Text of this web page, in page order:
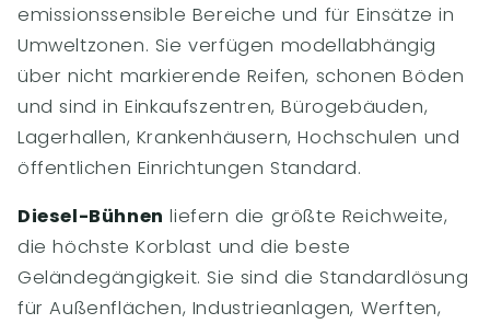
emissionssensible Bereiche und für Einsätze in
Umweltzonen. Sie verfügen modellabhängig
über nicht markierende Reifen, schonen Böden
und sind in Einkaufszentren, Bürogebäuden,
Lagerhallen, Krankenhäusern, Hochschulen und
öffentlichen Einrichtungen Standard.
Diesel-Bühnen liefern die größte Reichweite,
die höchste Korblast und die beste
Geländegängigkeit. Sie sind die Standardlösung
für Außenflächen, Industrieanlagen, Werften,